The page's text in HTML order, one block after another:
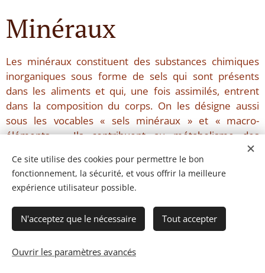
Minéraux
Les minéraux constituent des substances chimiques
inorganiques sous forme de sels qui sont présents
dans les aliments et qui, une fois assimilés, entrent
dans la composition du corps. On les désigne aussi
sous les vocables « sels minéraux » et « macro-
éléments ». Ils contribuent au métabolisme des
glucides, des lipides et des protéines ainsi qu'à la
formation du squelette et au bon fonctionnement du
système nerveux et des muscles. Les besoins en
minéraux sont considérables, car une certaine quantité
est éliminée quotidiennement par les intestins et les
reins.
Les minéraux agissent en association étroite les uns
Ce site utilise des cookies pour permettre le bon
fonctionnement, la sécurité, et vous offrir la meilleure
expérience utilisateur possible.
N'acceptez que le nécessaire Tout accepter
Ouvrir les paramètres avancés